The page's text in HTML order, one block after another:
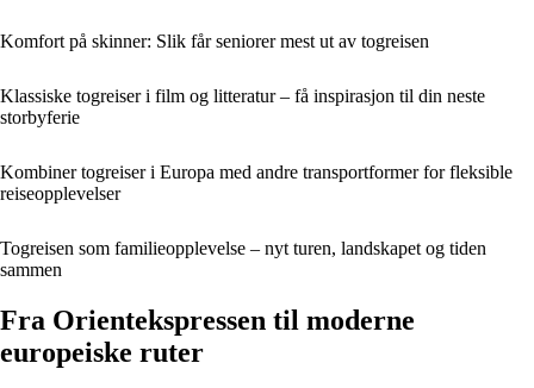
Komfort på skinner: Slik får seniorer mest ut av togreisen
Klassiske togreiser i film og litteratur – få inspirasjon til din neste
storbyferie
Kombiner togreiser i Europa med andre transportformer for fleksible
reiseopplevelser
Togreisen som familieopplevelse – nyt turen, landskapet og tiden
sammen
Fra Orientekspressen til moderne
europeiske ruter